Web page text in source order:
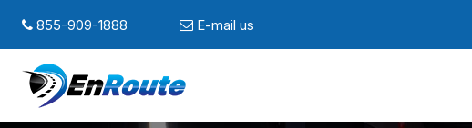
855-909-1888 E-mail us